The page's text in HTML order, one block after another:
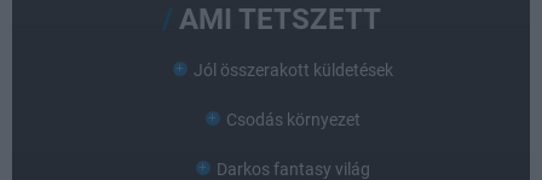
AMI TETSZETT
Jól összerakott küldetések
Csodás környezet
Darkos fantasy világ